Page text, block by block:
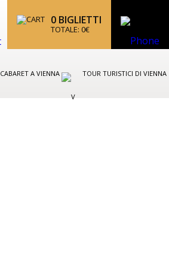
0 BIGLIETTI
TOTALE: 0€
CABARET A VIENNA TOUR TURISTICI DI VIENNA